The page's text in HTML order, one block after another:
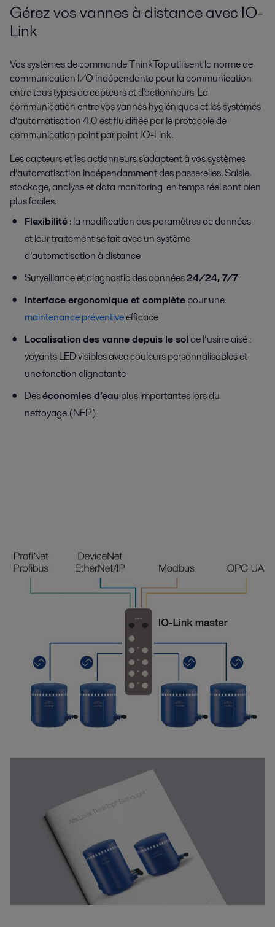
Gérez vos vannes à distance avec IO-
Link
Vos systèmes de commande ThinkTop utilisent la norme de
communication I/O indépendante pour la communication
entre tous types de capteurs et d'actionneurs La
communication entre vos vannes hygiéniques et les systèmes
d’automatisation 4.0 est fluidifiée par le protocole de
communication point par point IO-Link.
Les capteurs et les actionneurs s'adaptent à vos systèmes
d’automatisation indépendamment des passerelles. Saisie,
stockage, analyse et data monitoring en temps réel sont bien
plus faciles.
Flexibilité: la modification des paramètres de données
et leur traitement se fait avec un système
d’automatisation à distance
Surveillance et diagnostic des données24/24, 7/7
Interface ergonomique et complètepour une
maintenance préventiveefficace
Localisation des vanne depuis le solde l’usine aisé :
voyants LED visibles avec couleurs personnalisables et
une fonction clignotante
Deséconomies d’eau plus importantes lors du
nettoyage (NEP)